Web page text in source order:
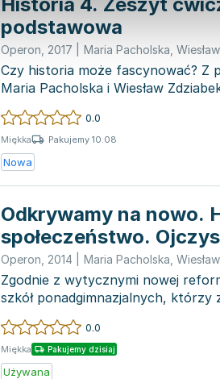
podstawowa
Operon 2017 Maria Pacholska
Czy historia może fascynować? Z
Maria Pacholska i Wiesław
Zes...
0.0
Miękka Pakujemy 10.08
Nowa
Odkrywamy na nowo.
społeczeństwo.
ojczyste spory. Karty
ponadgimnazjalna
Operon 2014 Maria Pacholska
Zgodnie z wytycznymi nowej
szkół ponadgimnazjalnych, którzy
rozszerzone kształce...
0.0
Miękka Pakujemy dzisiaj
Używana